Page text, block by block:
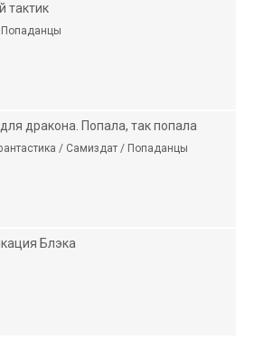
тактик
дракона. Попала, так попала
/ Самиздат / Попаданцы
Блэка